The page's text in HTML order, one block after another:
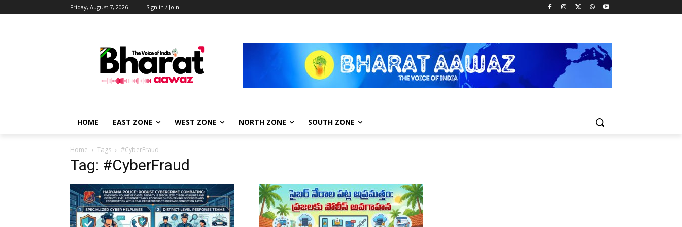
Friday, August 7, 2026 Sign in / Join
HOME EAST ZONE WEST ZONE NORTH ZONE SOUTH ZONE
Home Tags #CyberFraud
Tag: #CyberFraud